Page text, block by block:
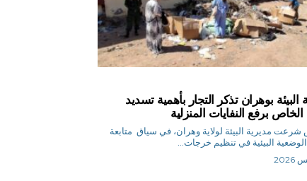
البيئة بوهران تذكر التجار بأهمية تسديد
برفع النفايات المنزلية
ق.إلياس شرعت مديرية البيئة لولاية وهران، في سياق متابعة
البيئية في تنظيم خرجات...